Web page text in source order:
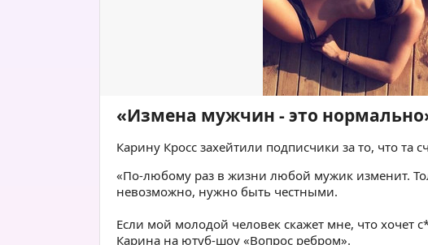
«Измена мужчин - это
Карину Кросс захейтили подписчики за то, что та
«По-любому раз в жизни любой мужик изменит.
невозможно, нужно быть честными.
Если мой молодой человек скажет мне, что хочет
Карина на ютуб-шоу «Вопрос ребром».